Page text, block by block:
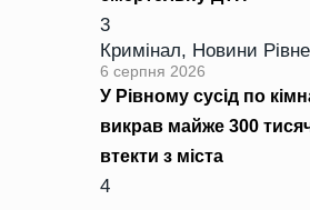
3
Кримінал, Новини Рівне
6 серпня 2026
У Рівному сусід по
викрав майже 300
втекти з міста
4